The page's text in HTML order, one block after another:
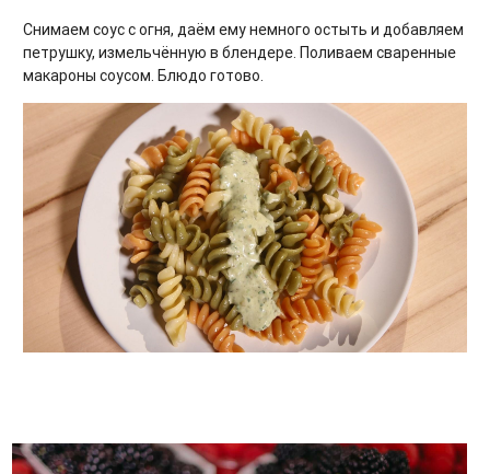
Снимаем соус с огня, даём ему немного остыть и добавляем
петрушку, измельчённую в блендере. Поливаем сваренные
макароны соусом. Блюдо готово.